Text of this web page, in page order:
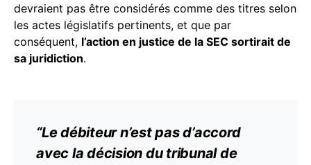
devraient pas être considérés comme des titres selon
les actes législatifs pertinents, et que par
conséquent, l’action en justice de la SEC sortirait de
sa juridiction.
“Le débiteur n’est pas d’accord
avec la décision du tribunal de